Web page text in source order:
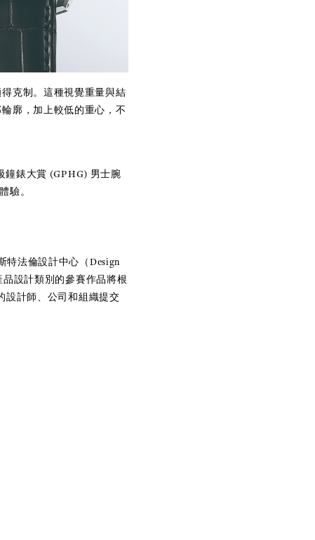
克制。這種視覺重量與結
廓，加上較低的重心，不
鐘錶大賞 (GPHG) 男士腕
驗。
特法倫設計中心（Design
設計類別的參賽作品將根
設計師、公司和組織提交